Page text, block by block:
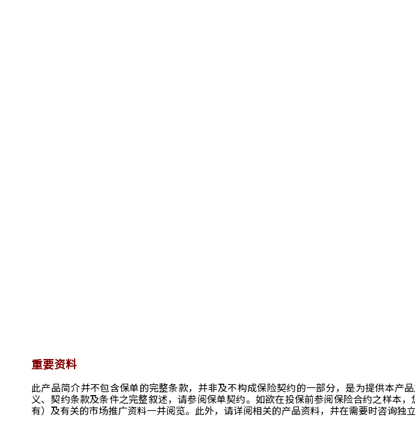
重要资料
此产品简介并不包含保单的完整条款，并非及不构成保险契约的一部分，是为提供本
义、契约条款及条件之完整叙述，请参阅保单契约。如欲在投保前参阅保险合约之样本
有）及有关的市场推广资料一并阅览。此外，请详阅相关的产品资料，并在需要时咨询独立